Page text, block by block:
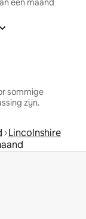
een maand
sommige
zijn.
Lincolnshire